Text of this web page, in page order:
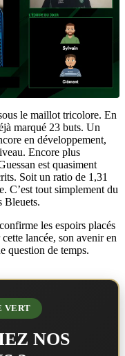
le maillot tricolore. En
marqué 23 buts. Un
en développement,
Encore plus
est quasiment
Soit un ratio de 1,31
C’est tout simplement du
Bleuets.
les espoirs placés
lancée, son avenir en
question de temps.
VERT
NOS